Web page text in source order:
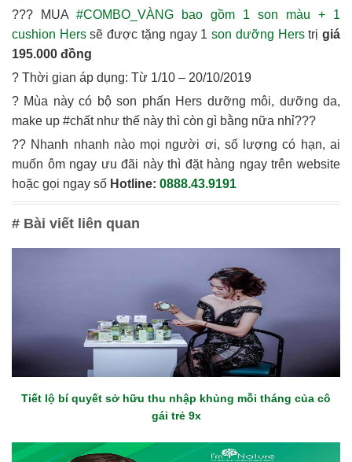
??? MUA #COMBO_VÀNG bao gồm 1 son màu + 1
cushion Herssẽ được tặng ngay 1son dưỡng Herstrịgiá
195.000 đồng
? Thời gian áp dụng: Từ 1/10 – 20/10/2019
? Mùa này có bộ son phấn Hers dưỡng môi, dưỡng da,
make up #chất như thế này thì còn gì bằng nữa nhỉ???
?? Nhanh nhanh nào mọi người ơi, số lượng có hạn, ai
muốn ôm ngay ưu đãi này thì đặt hàng ngay trên website
hoặc gọi ngay số Hotline: 0888.43.9191
# Bài viết liên quan
Tiết lộ bí quyết sở hữu thu nhập khủng mỗi tháng của cô
gái trẻ 9x